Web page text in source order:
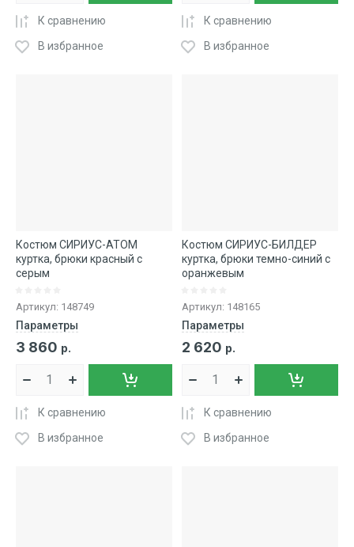
К сравнению
В избранное
К сравнению
В избранное
Костюм СИРИУС-АТОМ
куртка, брюки красный с
серым
Артикул: 148749
Параметры
3 860 р.
К сравнению
В избранное
Костюм СИРИУС-БИЛДЕР
куртка, брюки темно-синий с
оранжевым
Артикул: 148165
Параметры
2 620 р.
К сравнению
В избранное